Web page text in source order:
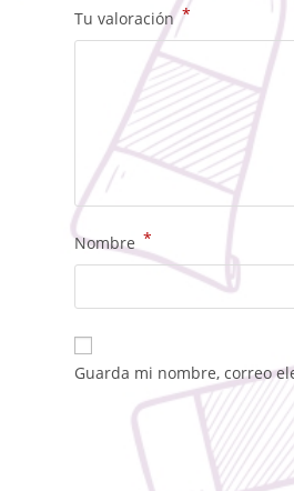
Tu valoración*
Nombre *
Guarda mi nombre, correo